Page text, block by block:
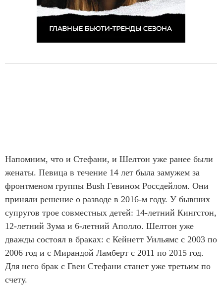
Напомним, что и Стефани, и Шелтон уже ранее были
женаты. Певица в течение 14 лет была замужем за
фронтменом группы Bush Гевином Россдейлом. Они
приняли решение о разводе в 2016-м году. У бывших
супругов трое совместных детей: 14-летний Кингстон,
12-летний Зума и 6-летний Аполло. Шелтон уже
дважды состоял в браках: с Кейнетт Уильямс с 2003 по
2006 год и с Мирандой Ламберт с 2011 по 2015 год.
Для него брак с Гвен Стефани станет уже третьим по
счету.